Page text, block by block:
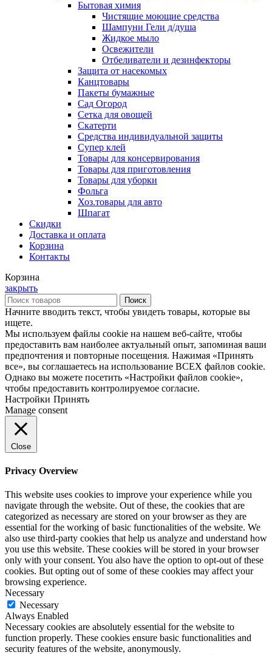
Бытовая химия
Чистящие моющие средства
Шампуни Гели д/душа
Жидкое мыло
Освежители
Отбеливатели и дезинфекторы
Защита от насекомых
Канцтовары
Пакеты бумажные
Сад Огород
Сетка для овощей
Скатерти
Средства индивидуальной защиты
Супер клей
Товары для консервирования
Товары для приготовления
Товары для уборки
Фольга
Хоз.товары для авто
Шпагат
Скидки
Доставка и оплата
Корзина
Контакты
Корзина
закрыть
Поиск
Начните вводить текст, чтобы увидеть товары, которые вы
ищете.
Мы используем файлы cookie на нашем веб-сайте, чтобы
предоставить вам наиболее актуальный опыт, запоминая ваши
предпочтения и повторные посещения. Нажимая «Принять
все», вы соглашаетесь на использование ВСЕХ файлов cookie.
Однако вы можете посетить «Настройки файлов cookie»,
чтобы предоставить контролируемое согласие.
Настройки Принять
Manage consent
Close
Privacy Overview
This website uses cookies to improve your experience while you
navigate through the website. Out of these, the cookies that are
categorized as necessary are stored on your browser as they are
essential for the working of basic functionalities of the website. We
also use third-party cookies that help us analyze and understand how
you use this website. These cookies will be stored in your browser
only with your consent. You also have the option to opt-out of these
cookies. But opting out of some of these cookies may affect your
browsing experience.
Necessary
Necessary
Always Enabled
Necessary cookies are absolutely essential for the website to
function properly. These cookies ensure basic functionalities and
security features of the website, anonymously.